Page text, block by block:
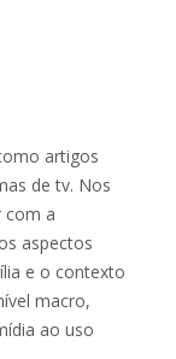
artigos
de tv. Nos
com a
aspectos
e o contexto
macro,
ao uso